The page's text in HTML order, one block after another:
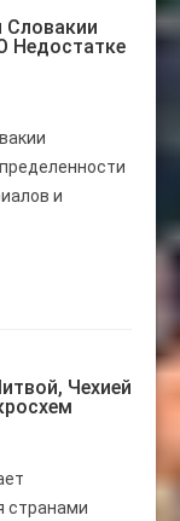
Словакии
Недостатке
и
Чехией
странами